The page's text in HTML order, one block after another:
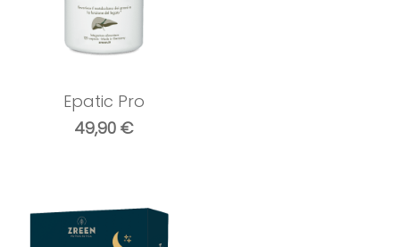
Epatic Pro
49,90€